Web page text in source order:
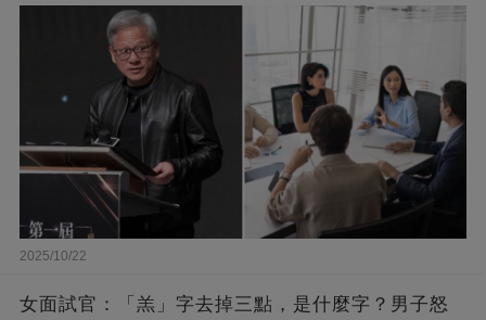
2025/10/22
女面試官：「羔」字去掉三點，是什麼字？男子怒